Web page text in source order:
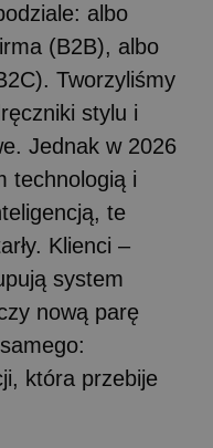
albo
(B2B), albo
Tworzyliśmy
stylu i
Jednak w 2026
technologią i
te
Klienci –
system
nową parę
która przebije